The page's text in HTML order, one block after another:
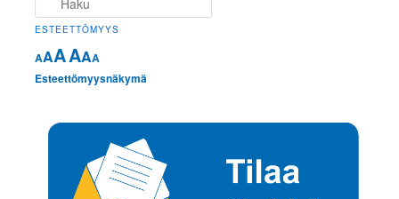
ESTEETTÖMYYS
AAAAAA
Esteettömyysnäkymä